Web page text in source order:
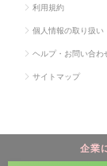
企業
利用規約
個人情報の取り扱い
ヘルプ・お問い合わ
サイトマップ